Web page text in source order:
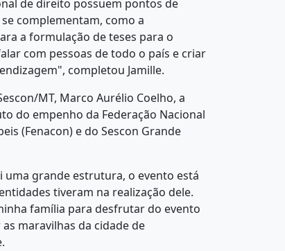
de direito possuem pontos de
complementam, como a
a formulação de teses para o
com pessoas de todo o país e criar
completou Jamille.
MT, Marco Aurélio Coelho, a
do empenho da Federação Nacional
(Fenacon) e do Sescon Grande
uma grande estrutura, o evento está
tiveram na realização dele.
família para desfrutar do evento
maravilhas da cidade de